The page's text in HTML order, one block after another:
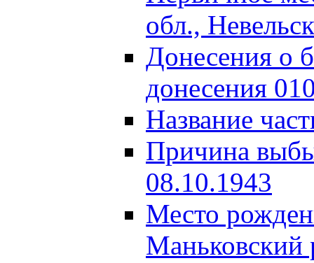
обл.,
Донесения о
донесения
Название
Причина
08.10.1943
Место
Маньковский